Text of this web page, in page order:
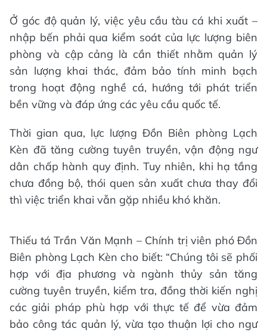
Ở góc độ quản lý, việc yêu cầu tàu cá khi xuất –
nhập bến phải qua kiểm soát của lực lượng biên
phòng và cập cảng là cần thiết nhằm quản lý
sản lượng khai thác, đảm bảo tính minh bạch
trong hoạt động nghề cá, hướng tới phát triển
bền vững và đáp ứng các yêu cầu quốc tế.
Thời gian qua, lực lượng Đồn Biên phòng Lạch
Kèn đã tăng cường tuyên truyền, vận động ngư
dân chấp hành quy định. Tuy nhiên, khi hạ tầng
chưa đồng bộ, thói quen sản xuất chưa thay đổi
thì việc triển khai vẫn gặp nhiều khó khăn.
Thiếu tá Trần Văn Mạnh – Chính trị viên phó Đồn
Biên phòng Lạch Kèn cho biết: “Chúng tôi sẽ phối
hợp với địa phương và ngành thủy sản tăng
cường tuyên truyền, kiểm tra, đồng thời kiến nghị
các giải pháp phù hợp với thực tế để vừa đảm
bảo công tác quản lý, vừa tạo thuận lợi cho ngư